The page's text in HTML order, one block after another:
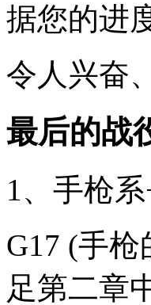
据您的进
令人兴奋
最后的战
1、手枪系
G17 (手
足第二章